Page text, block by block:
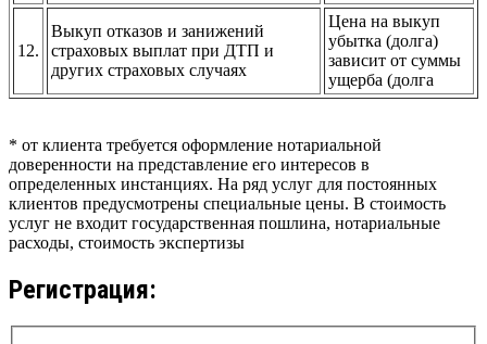
12.
Выкуп отказов и занижений
страховых выплат при ДТП и
других страховых случаях
Цена на выкуп
убытка (долга)
зависит от суммы
ущерба (долга
* от клиента требуется оформление нотариальной
доверенности на представление его интересов в
определенных инстанциях. На ряд услуг для постоянных
клиентов предусмотрены специальные цены. В стоимость
услуг не входит государственная пошлина, нотариальные
расходы, стоимость экспертизы
Регистрация: